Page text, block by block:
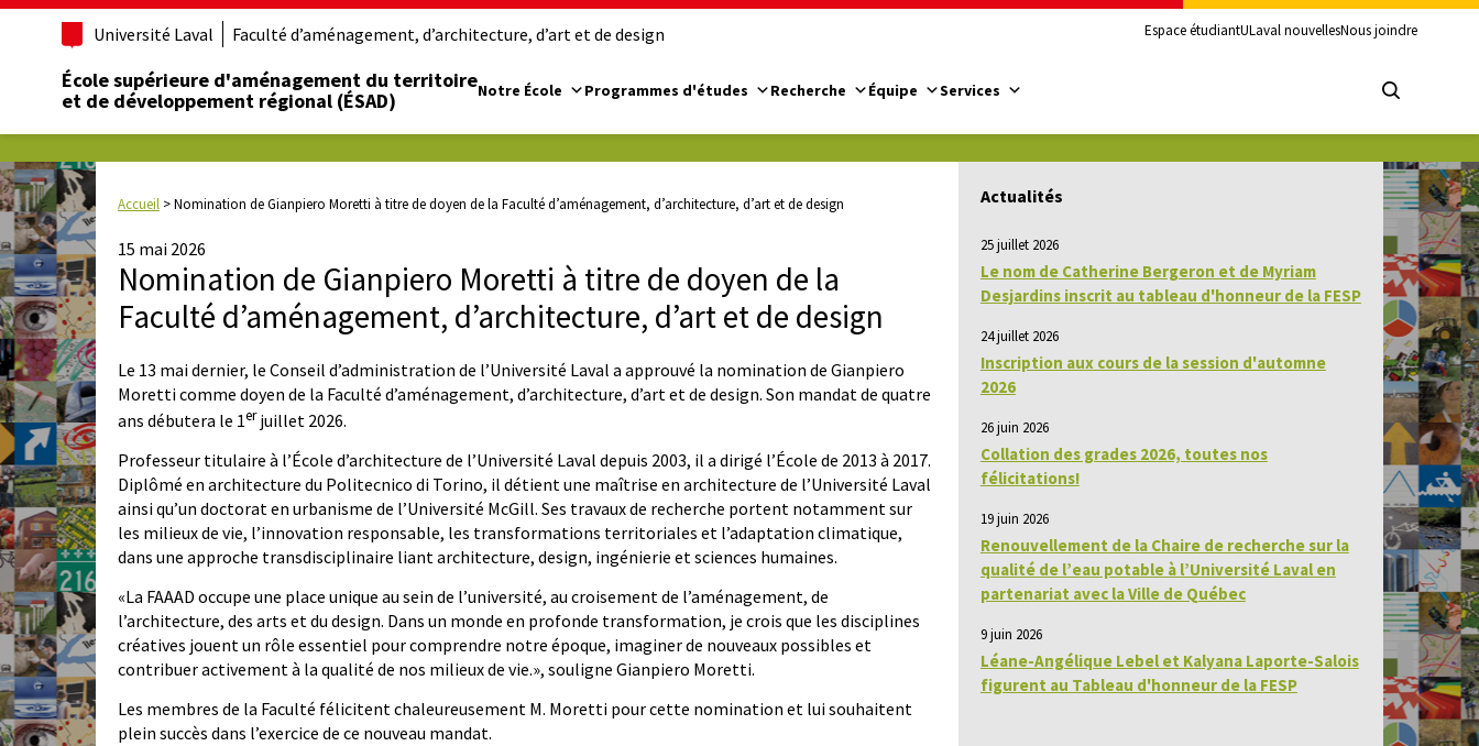
Université Laval Faculté d’aménagement, d’architecture, d’art et de design Espace étudiantULaval nouvellesNous joindre
École supérieure d'aménagement du territoire
et de développement régional (ÉSAD)
Notre École Programmes d'études Recherche Équipe Services
Accueil >Nomination de Gianpiero Moretti à titre de doyen de la Faculté d’aménagement, d’architecture, d’art et de design
15 mai 2026
Nomination de Gianpiero Moretti à titre de doyen de la
Faculté d’aménagement, d’architecture, d’art et de design
Le 13 mai dernier, le Conseil d’administration de l’Université Laval a approuvé la nomination de Gianpiero
Moretti comme doyen de la Faculté d’aménagement, d’architecture, d’art et de design. Son mandat de quatre
ans débutera le 1erjuillet 2026.
Professeur titulaire à l’École d’architecture de l’Université Laval depuis 2003, il a dirigé l’École de 2013 à 2017.
Diplômé en architecture du Politecnico di Torino, il détient une maîtrise en architecture de l’Université Laval
ainsi qu’un doctorat en urbanisme de l’Université McGill. Ses travaux de recherche portent notamment sur
les milieux de vie, l’innovation responsable, les transformations territoriales et l’adaptation climatique,
dans une approche transdisciplinaire liant architecture, design, ingénierie et sciences humaines.
«La FAAAD occupe une place unique au sein de l’université, au croisement de l’aménagement, de
l’architecture, des arts et du design. Dans un monde en profonde transformation, je crois que les disciplines
créatives jouent un rôle essentiel pour comprendre notre époque, imaginer de nouveaux possibles et
contribuer activement à la qualité de nos milieux de vie.», souligne Gianpiero Moretti.
Les membres de la Faculté félicitent chaleureusement M. Moretti pour cette nomination et lui souhaitent
plein succès dans l’exercice de ce nouveau mandat.
Actualités
25 juillet 2026
Le nom de Catherine Bergeron et de Myriam
Desjardins inscrit au tableau d'honneur de la FESP
24 juillet 2026
Inscription aux cours de la session d'automne
2026
26 juin 2026
Collation des grades 2026, toutes nos
félicitations!
19 juin 2026
Renouvellement de la Chaire de recherche sur la
qualité de l’eau potable à l’Université Laval en
partenariat avec la Ville de Québec
9 juin 2026
Léane-Angélique Lebel et Kalyana Laporte-Salois
figurent au Tableau d'honneur de la FESP